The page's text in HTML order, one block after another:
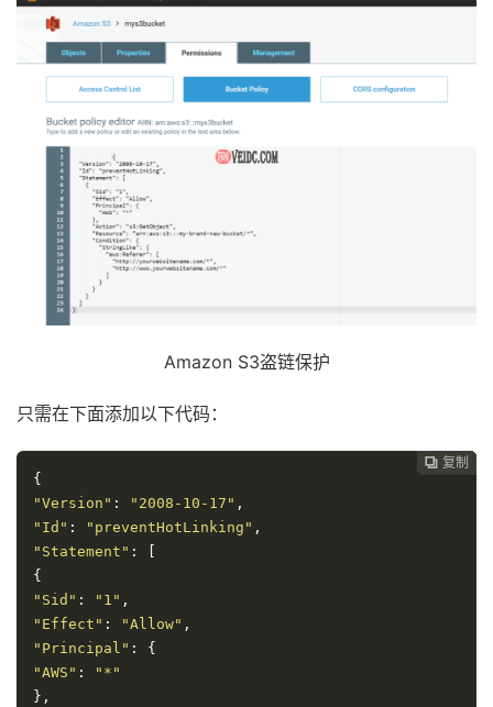
Amazon S3盗链保护
只需在下面添加以下代码：
 复制
 复制
 复制
 复制
 复制
{
"Version" : "2008-10-17" ,
"Id" : "preventHotLinking" ,
"Statement" :
{
"Sid" : "1" ,
"Effect" : "Allow" ,
"Principal" :
{
"AWS" :
"*"
},